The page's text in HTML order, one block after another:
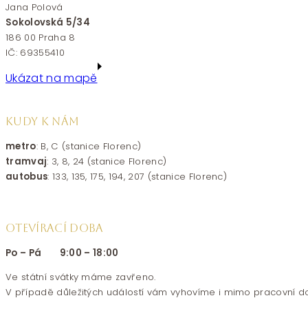
Jana Polová
Sokolovská 5/34
186 00 Praha 8
IČ: 69355410
Ukázat na mapě
KUDY K NÁM
metro: B, C (stanice Florenc)
tramvaj: 3, 8, 24 (stanice Florenc)
autobus: 133, 135, 175, 194, 207 (stanice Florenc)
OTEVÍRACÍ DOBA
Po – Pá 9:00 – 18:00
Ve státní svátky máme zavřeno.
V případě důležitých událostí vám vyhovíme i mimo pracovní